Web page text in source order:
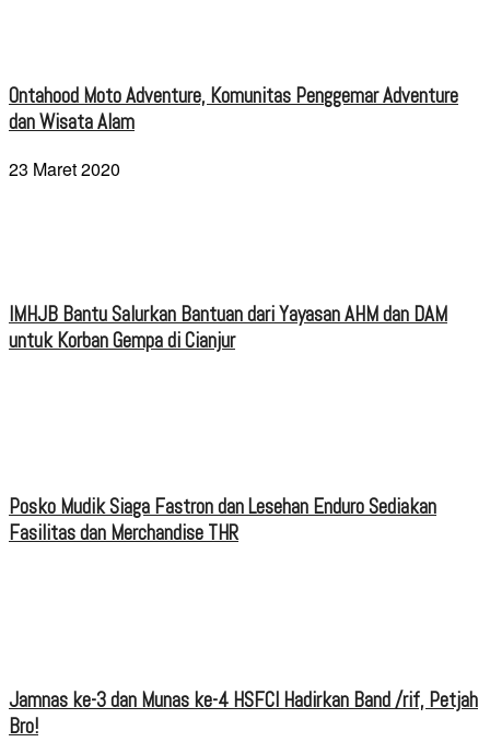
Ontahood Moto Adventure, Komunitas Penggemar Adventure
dan Wisata Alam
23 Maret 2020
IMHJB Bantu Salurkan Bantuan dari Yayasan AHM dan DAM
untuk Korban Gempa di Cianjur
Posko Mudik Siaga Fastron dan Lesehan Enduro Sediakan
Fasilitas dan Merchandise THR
Jamnas ke-3 dan Munas ke-4 HSFCI Hadirkan Band /rif, Petjah
Bro!